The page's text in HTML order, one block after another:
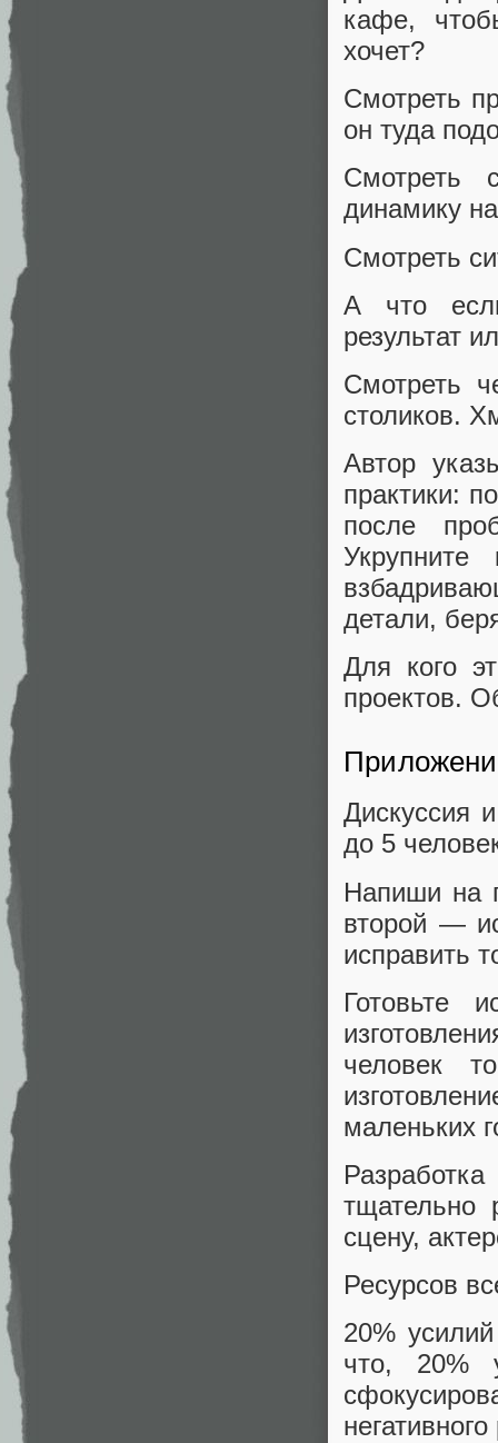
кафе,
хочет?
Смотреть
он туда
Смотреть
динамику
Смотреть
А что
результат
Смотреть
столиков.
Автор
практики:
после
детали,
Для кого
проектов.
Дискуссия
до 5
Напиши на
второй —
исправить
Готовьте
человек
маленьких
тщательно
сцену,
Ресурсов
20%
что, 20%